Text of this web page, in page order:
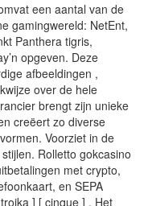
een aantal van de
gamingwereld: NetEnt,
Panthera tigris,
opgeven. Deze
afbeeldingen ,
over de hele
brengt zijn unieke
creëert zo diverse
Voorziet in de
Rolletto gokcasino
met crypto,
en SEPA
] [ cinque ] . Het